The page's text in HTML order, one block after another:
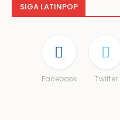
SIGA LATINPOP
Facebook Twitter